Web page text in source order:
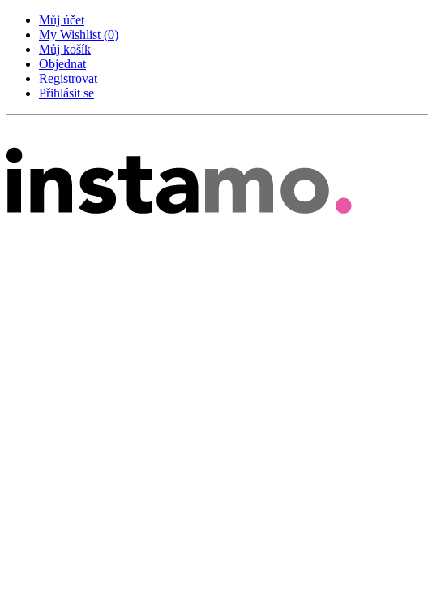
Můj účet
My Wishlist (0)
Můj košík
Objednat
Registrovat
Přihlásit se